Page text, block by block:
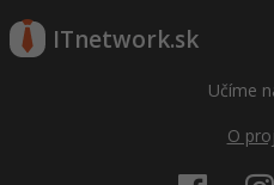
ITnetwork.sk
Učíme
O